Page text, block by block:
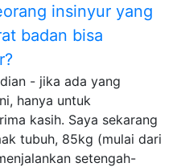
insinyur yang
badan bisa
- jika ada yang
hanya untuk
kasih. Saya sekarang
tubuh, 85kg (mulai dari
setengah-